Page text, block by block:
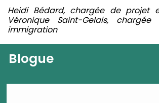
Heidi Bédard, chargée de projet
Véronique Saint-Gelais,
immigration
Blogue